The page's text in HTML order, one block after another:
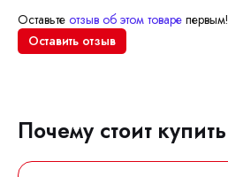
Оставьте отзыв об этом товаре первым!
Оставить отзыв
Почему стоит